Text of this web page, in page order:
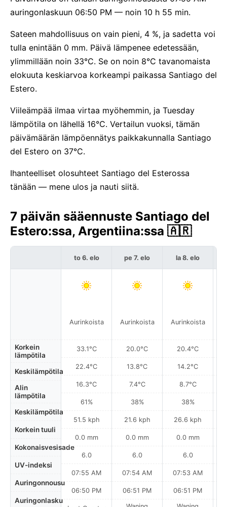
auringonlaskuun 06:50 PM — noin 10 h 55 min.
Sateen mahdollisuus on vain pieni, 4 %, ja sadetta voi
tulla enintään 0 mm. Päivä lämpenee edetessään,
ylimmillään noin 33°C. Se on noin 8°C tavanomaista
elokuuta keskiarvoa korkeampi paikassa Santiago del
Estero.
Viileämpää ilmaa virtaa myöhemmin, ja Tuesday
lämpötila on lähellä 16°C. Vertailun vuoksi, tämän
päivämäärän lämpöennätys paikkakunnalla Santiago
del Estero on 37°C.
Ihanteelliset olosuhteet Santiago del Esterossa
tänään — mene ulos ja nauti siitä.
7 päivän sääennuste Santiago del
Estero:ssa, Argentiina:ssa 🇦🇷
Korkein
lämpötila
Keskilämpötila
Alin
lämpötila
Keskilämpötila
Korkein tuuli
Kokonaisvesisade
UV-indeksi
Auringonnousu
Auringonlasku
to 6. elo
Aurinkoista
33.1°C
22.4°C
16.3°C
61%
51.5 kph
0.0 mm
6.0
07:55 AM
06:50 PM
pe 7. elo
Aurinkoista
20.0°C
13.8°C
7.4°C
38%
21.6 kph
0.0 mm
6.0
07:54 AM
06:51 PM
la 8. elo
Aurinkoista
20.4°C
14.2°C
8.7°C
38%
26.6 kph
0.0 mm
6.0
07:53 AM
06:51 PM